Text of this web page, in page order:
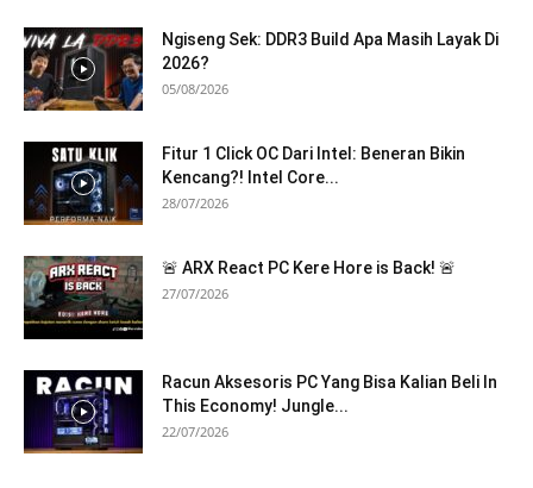
Ngiseng Sek: DDR3 Build Apa Masih Layak Di
2026?
05/08/2026
Fitur 1 Click OC Dari Intel: Beneran Bikin
Kencang?! Intel Core...
28/07/2026
🚨 ARX React PC Kere Hore is Back! 🚨
27/07/2026
Racun Aksesoris PC Yang Bisa Kalian Beli In
This Economy! Jungle...
22/07/2026